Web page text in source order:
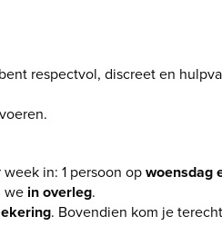
respectvol, discreet en
in: 1 persoon opwoensdag
we in overleg.
. Bovendien kom je